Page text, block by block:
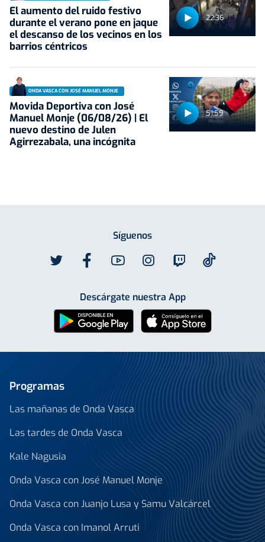
22:36
El aumento del ruido festivo
durante el verano pone en jaque
el descanso de los vecinos en los
barrios céntricos
51:59
ONDA VASCA CON JOSÉ MANUEL MONJE
Movida Deportiva con José
Manuel Monje (06/08/26) | El
nuevo destino de Julen
Agirrezabala, una incógnita
Síguenos
Descárgate nuestra App
Programas
Las mañanas de Onda Vasca
Las tardes de Onda Vasca
Kale Nagusia
Onda Vasca con José Manuel Monje
Onda Vasca con Juanjo Lusa y Samu Valcárcel
Onda Vasca con Imanol Arruti